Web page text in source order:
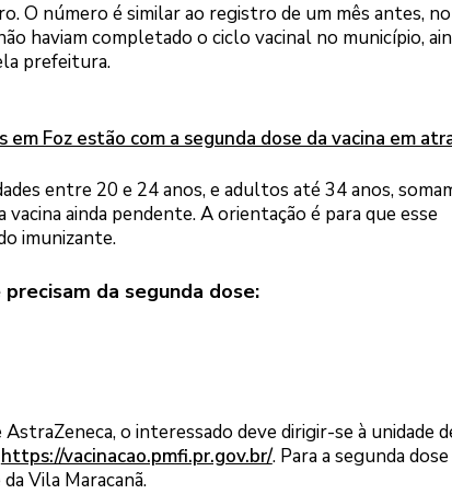
O número é similar ao registro de um mês antes, no
haviam completado o ciclo vacinal no município,
prefeitura.
Foz estão com a segunda dose da vacina em
entre 20 e 24 anos, e adultos até 34 anos,
ainda pendente. A orientação é para que esse
imunizante.
da segunda dose:
o interessado deve dirigir-se à unidade
https://vacinacao.pmfi.pr.gov.br/. Para a segunda dose
Vila Maracanã.